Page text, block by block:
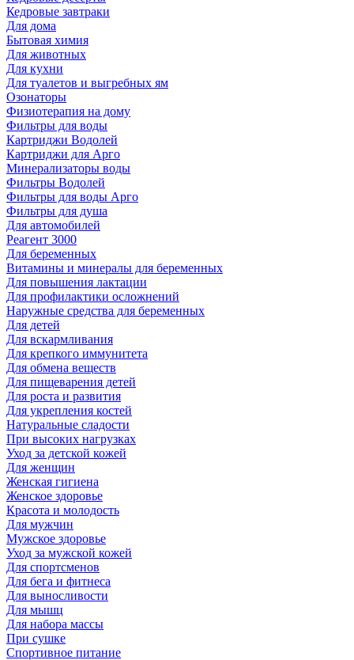
Кедровые завтраки
Для дома
Бытовая химия
Для животных
Для кухни
Для туалетов и выгребных ям
Озонаторы
Физиотерапия на дому
Фильтры для воды
Картриджи Водолей
Картриджи для Арго
Минерализаторы воды
Фильтры Водолей
Фильтры для воды Арго
Фильтры для душа
Для автомобилей
Реагент 3000
Для беременных
Витамины и минералы для беременных
Для повышения лактации
Для профилактики осложнений
Наружные средства для беременных
Для детей
Для вскармливания
Для крепкого иммунитета
Для обмена веществ
Для пищеварения детей
Для роста и развития
Для укрепления костей
Натуральные сладости
При высоких нагрузках
Уход за детской кожей
Для женщин
Женская гигиена
Женское здоровье
Красота и молодость
Для мужчин
Мужское здоровье
Уход за мужской кожей
Для спортсменов
Для бега и фитнеса
Для выносливости
Для мышц
Для набора массы
При сушке
Спортивное питание